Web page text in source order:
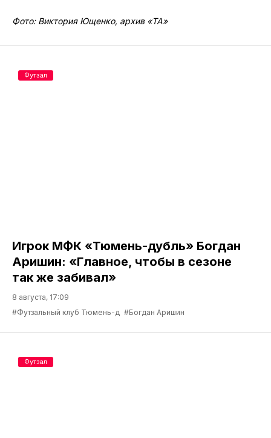
Фото: Виктория Ющенко, архив «ТА»
Игрок МФК «Тюмень-дубль» Богдан
Аришин: «Главное, чтобы в сезоне
так же забивал»
8 августа, 17:09
#Футзальный клуб Тюмень-д #Богдан Аришин
Футзал
Футзал